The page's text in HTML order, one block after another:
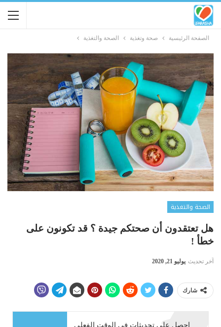
الصفحة الرئيسية صحة وتغذية الصحة والتغذية
الصحة والتغذية
هل تعتقدون أن صحتكم جيدة ؟ قد تكونون على
خطأ !
آخر تحديث يوليو 21, 2020
شارك
احصل على تحديثات في الوقت الفعلي